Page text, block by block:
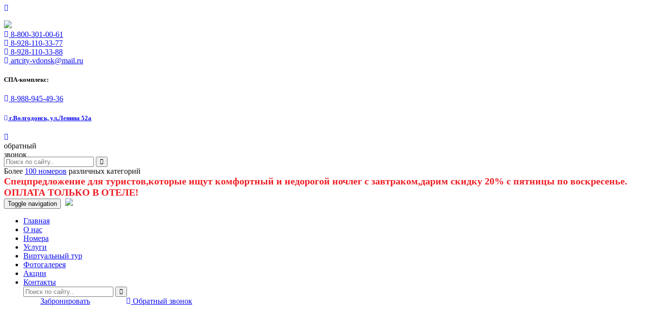
8-800-301-00-61
8-928-110-33-77
8-928-110-33-88
artcity-vdonsk@mail.ru
СПА-комплекс:
8-988-945-49-36
г.Волгодонск, ул.Ленина 52а
обратный
звонок
Более 100 номеров различных категорий
Спецпредложение для туристов,которые ищут комфортный и недорогой ночлег с завтраком,дарим скидку 20% с пятницы по воскресенье.
ОПЛАТА ТОЛЬКО В ОТЕЛЕ!
Toggle navigation
Главная
O нас
Номера
Услуги
Виртуальный тур
Фотогалерея
Акции
Контакты
Забронировать Обратный звонок